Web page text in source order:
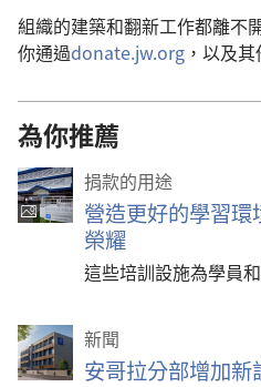
組織的建築和翻新工作都離不
你通過donate.jw.org ，以及
為你推薦
捐款的用途
營造更好的學習
榮耀
這些培訓設施為學員
新聞
安哥拉分部增加新